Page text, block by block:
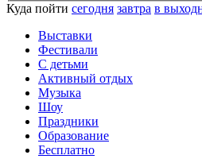
Куда пойти сегодня завтра в
Выставки
Фестивали
С детьми
Активный отдых
Музыка
Шоу
Праздники
Образование
Бесплатно